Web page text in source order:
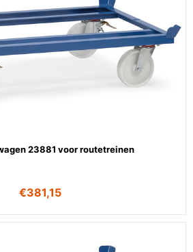
23881 voor routetreinen
€381,15